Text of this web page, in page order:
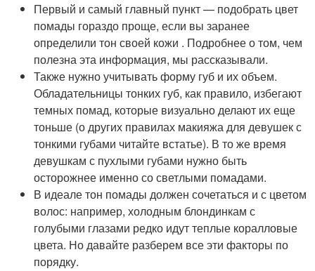
Первый и самый главный пункт — подобрать цвет
помады гораздо проще, если вы заранее
определили тон своей кожи . Подробнее о том, чем
полезна эта информация, мы рассказывали.
Также нужно учитывать форму губ и их объем.
Обладательницы тонких губ, как правило, избегают
темных помад, которые визуально делают их еще
тоньше (о других правилах макияжа для девушек с
тонкими губами читайте встатье). В то же время
девушкам с пухлыми губами нужно быть
осторожнее именно со светлыми помадами.
В идеале тон помады должен сочетаться и с цветом
волос: например, холодным блондинкам с
голубыми глазами редко идут теплые коралловые
цвета. Но давайте разберем все эти факторы по
порядку.